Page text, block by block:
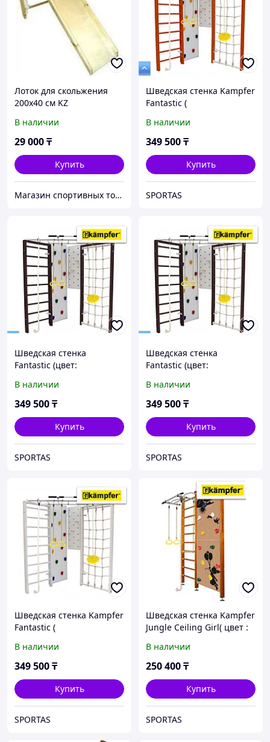
Лоток для скольжения
200x40 см KZ
В наличии
29 000₸
Купить
Магазин спортивных товаров SPORTCITY
Шведская стенка Kampfer
Fantastic (
В наличии
349 500₸
Купить
SPORTAS
Шведская стенка
Fantastic (цвет:
В наличии
349 500₸
Купить
SPORTAS
Шведская стенка
Fantastic (цвет:
В наличии
349 500₸
Купить
SPORTAS
Шведская стенка Kampfer
Fantastic (
В наличии
349 500₸
Купить
SPORTAS
Шведская стенка Kampfer
Jungle Ceiling Girl( цвет :
В наличии
250 400₸
Купить
SPORTAS